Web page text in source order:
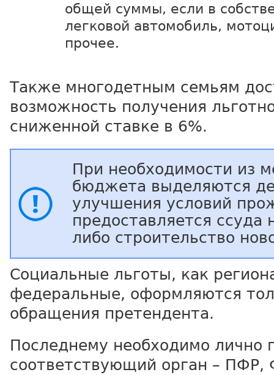
общей суммы, если в
легковой автомобиль,
прочее.
Также многодетным семьям
возможность получения
сниженной ставке в 6%.
При необходимости из
бюджета выделяются
улучшения условий
предоставляется ссуда
либо строительство
Социальные льготы, как
федеральные, оформляются
обращения претендента.
Последнему необходимо лично
соответствующий орган – ПФР,